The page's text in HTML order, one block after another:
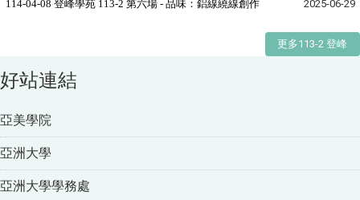
114-04-08 登峰學苑 113-2 第六場 - 品味：鋁線繞線創作 2025-06-29
更多113-2 登峰
好站連結
亞美學院
亞洲大學
亞洲大學學務處